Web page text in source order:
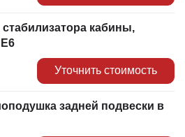
кабины,
Уточнить стоимость
задней подвески в